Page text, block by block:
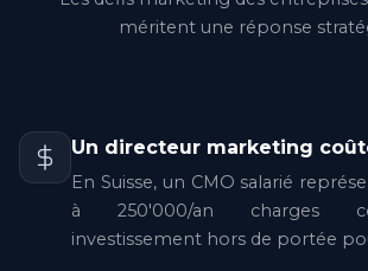
méritent une réponse
Un directeur marketing
En Suisse, un CMO salarié
à 250'000/an charges
investissement hors de portée